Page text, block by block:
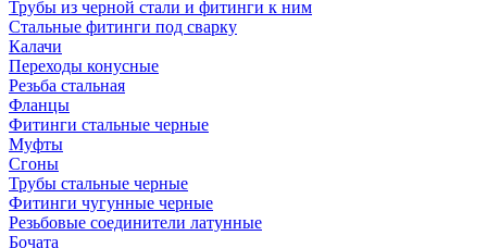
Трубы из черной стали и фитинги к ним
Стальные фитинги под сварку
Калачи
Переходы конусные
Резьба стальная
Фланцы
Фитинги стальные черные
Муфты
Сгоны
Трубы стальные черные
Фитинги чугунные черные
Резьбовые соединители латунные
Бочата